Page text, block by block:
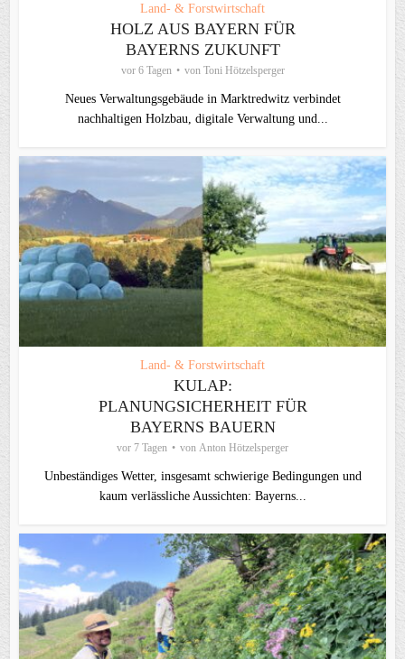
Land- & Forstwirtschaft
HOLZ AUS BAYERN FÜR
BAYERNS ZUKUNFT
vor 6 Tagen von Toni Hötzelsperger
Neues Verwaltungsgebäude in Marktredwitz verbindet
nachhaltigen Holzbau, digitale Verwaltung und...
Land- & Forstwirtschaft
KULAP:
PLANUNGSICHERHEIT FÜR
BAYERNS BAUERN
vor 7 Tagen von Anton Hötzelsperger
Unbeständiges Wetter, insgesamt schwierige Bedingungen und
kaum verlässliche Aussichten: Bayerns...